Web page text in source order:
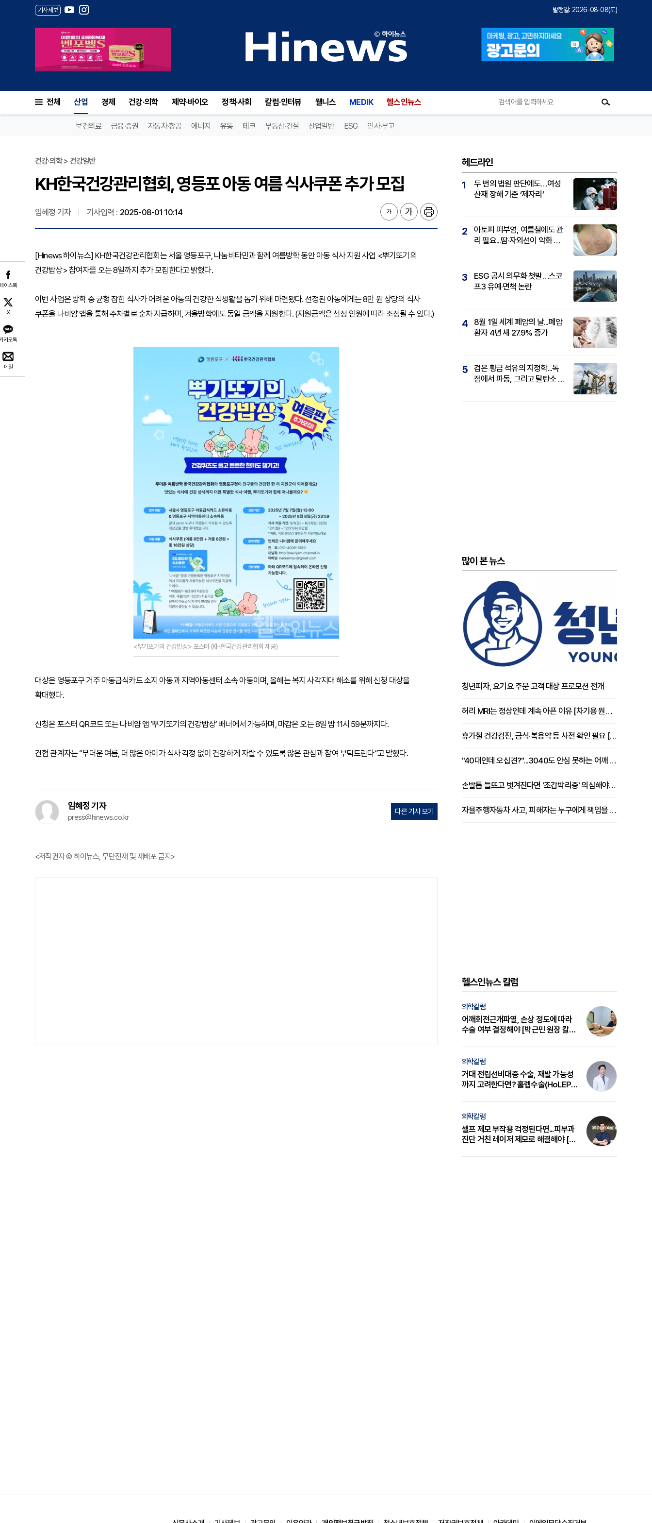
기사제보 발행일: 2026-08-08(토)
전체 산업 경제 건강·의학 제약·바이오 정책·사회 칼럼·인터뷰 웰니스 MEDIK 헬스인뉴스
보건의료 금융·증권 자동차·항공 에너지 유통 테크 부동산·건설 산업일반 ESG 인사·부고
이스북
X
카오톡
메일
건강·의학 > 건강일반
KH한국건강관리협회, 영등포 아동 여름 식사쿠폰 추가 모집
임혜정 기자 기사입력 : 2025-08-01 10:14
[Hinews 하이뉴스] KH한국건강관리협회는 서울 영등포구, 나눔비타민과 함께 여름방학 동안 아동 식사 지원 사업 <뿌기또기의
건강밥상> 참여자를 오는 8일까지 추가 모집한다고 밝혔다.
이번 사업은 방학 중 균형 잡힌 식사가 어려운 아동의 건강한 식생활을 돕기 위해 마련됐다. 선정된 아동에게는 8만 원 상당의 식사
쿠폰을 나비얌 앱을 통해 주차별로 순차 지급하며, 겨울방학에도 동일 금액을 지원한다. (지원금액은 선정 인원에 따라 조정될 수 있다.)
<뿌기또기의 건강밥상> 포스터 (KH한국건강관리협회 제공)
대상은 영등포구 거주 아동급식카드 소지 아동과 지역아동센터 소속 아동이며, 올해는 복지 사각지대 해소를 위해 신청 대상을
확대했다.
신청은 포스터 QR코드 또는 나비얌 앱 ‘뿌기또기의 건강밥상’ 배너에서 가능하며, 마감은 오는 8일 밤 11시 59분까지다.
건협 관계자는 “무더운 여름, 더 많은 아이가 식사 걱정 없이 건강하게 자랄 수 있도록 많은 관심과 참여 부탁드린다”고 말했다.
임혜정 기자
press@hinews.co.kr
다른 기사 보기
<저작권자 © 하이뉴스, 무단전재 및 재배포 금지>
헤드라인
1
두 번의 법원 판단에도…여성
산재 장해 기준 ‘제자리’
2
아토피 피부염, 여름철에도 관
리 필요...땀·자외선이 악화 요
3
ESG 공시 의무화 첫발…스코
프3 유예·면책 논란
4
8월 1일 세계 폐암의 날...폐암
환자 4년 새 27.9% 증가
5
검은 황금 석유의 지정학...독
점에서 파동, 그리고 탈탄소 패
많이 본 뉴스
청년피자, 요기요 주문 고객 대상 프로모션 전개
허리 MRI는 정상인데 계속 아픈 이유 [차기용 원장 칼럼]
휴가철 건강검진, 금식·복용약 등 사전 확인 필요 [정도감 원장 칼럼]
"40대인데 오십견?"...3040도 안심 못하는 어깨 유착성 관절낭염
손발톱 들뜨고 벗겨진다면 '조갑박리증' 의심해야 [김철윤 원장 칼럼]
자율주행자동차 사고, 피해자는 누구에게 책임을 물을 수 있을까
헬스인뉴스 칼럼
의학칼럼
어깨회전근개파열, 손상 정도에 따라
수술 여부 결정해야 [박근민 원장 칼
의학칼럼
거대 전립선비대증 수술, 재발 가능성
까지 고려한다면? 홀렙수술(HoLEP)
의학칼럼
셀프 제모 부작용 걱정된다면...피부과
진단 거친 레이저 제모로 해결해야 [변